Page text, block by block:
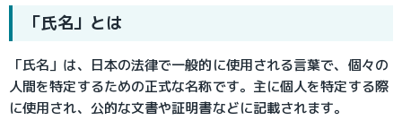
「氏名」とは
「氏名」は、日本の法律で一般的に使用される言葉で、個々の
人間を特定するための正式な名称です。主に個人を特定する際
に使用され、公的な文書や証明書などに記載されます。